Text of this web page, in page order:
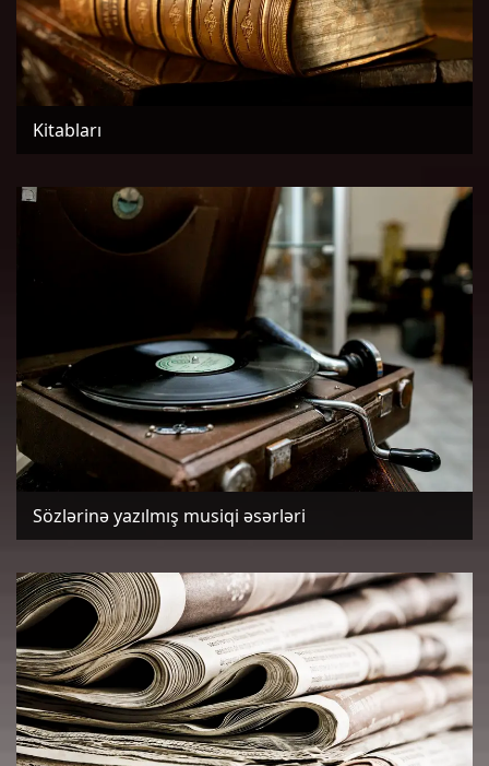
Kitabları
Sözlərinə yazılmış musiqi əsərləri